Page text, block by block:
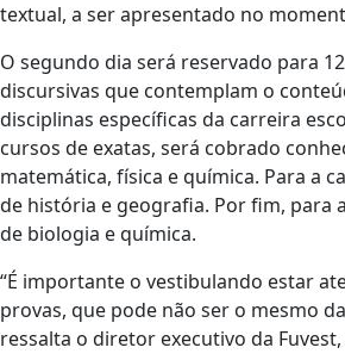
textual, a ser apresentado no
O segundo dia será reservado para
discursivas que contemplam o
disciplinas específicas da carreira
cursos de exatas, será cobrado
matemática, física e química. Para a
de história e geografia. Por fim, para
de biologia e química.
“É importante o vestibulando estar
provas, que pode não ser o mesmo
ressalta o diretor executivo da